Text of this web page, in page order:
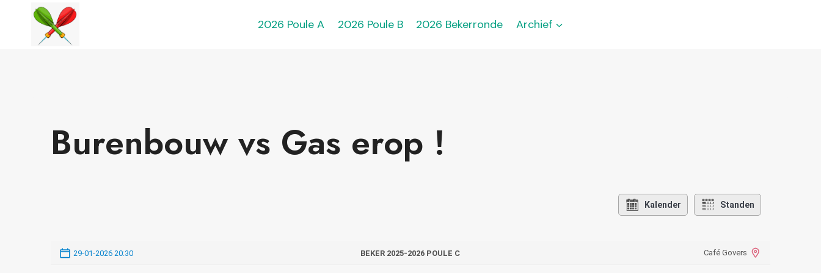
Doorgaan
2026 Poule A 2026 Poule B 2026 Bekerronde Archief
Burenbouw vs Gas erop !
Kalender Standen
29-01-2026 20:30 BEKER 2025-2026 POULE C Café Govers